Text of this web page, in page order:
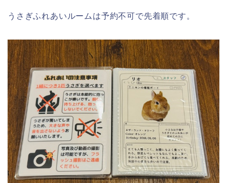
うさぎふれあいルームは予約不可で先着順です。